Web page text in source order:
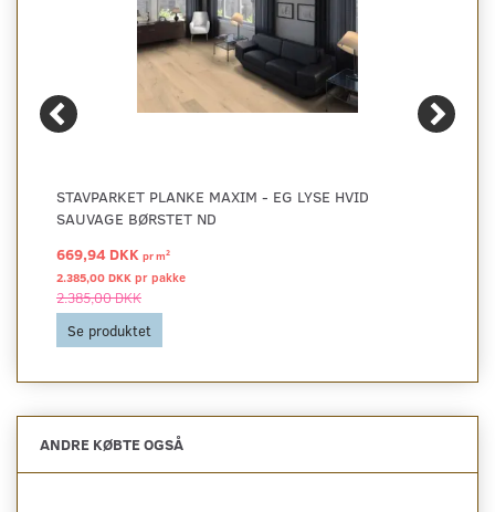
STAVPARKET PLANKE MAXIM - EG LYSE HVID
SAUVAGE BØRSTET ND
669,94 DKK prm2
2.385,00 DKK pr pakke
2.385,00 DKK
Se produktet
ANDRE KØBTE OGSÅ